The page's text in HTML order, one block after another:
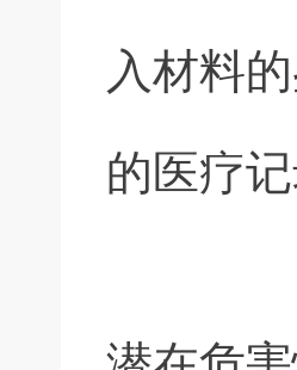
入材料
的医疗